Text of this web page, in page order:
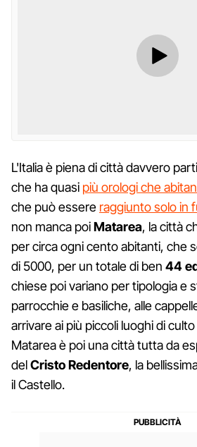
L'Italia è piena di città davvero
che ha quasi più orologi che
che può essere raggiunto solo in
non manca poiMatarea, la città
per circa ogni cento abitanti, che
di 5000, per un totale di ben 44
chiese poi variano per tipologia e
parrocchie e basiliche, alle
arrivare ai più piccoli luoghi di
Matarea è poi una città tutta da
delCristo Redentore, la
il Castello.